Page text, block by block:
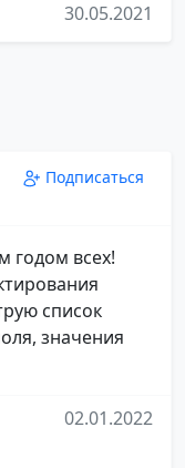
30.05.2021
Подписаться
годом всех!
список
значения
02.01.2022